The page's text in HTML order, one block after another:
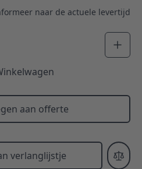
naar de actuele levertijd
aan offerte
verlanglijstje